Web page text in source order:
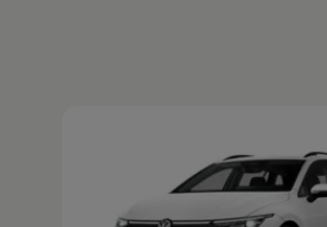
Volkswagen Kundenbetreuung